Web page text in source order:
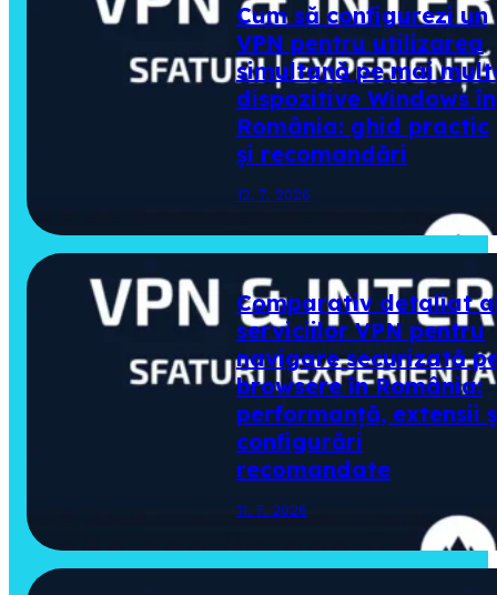
Cum să configurezi un
VPN pentru utilizarea
simultană pe mai
dispozitive Windows în
România: ghid practic
și recomandări
12. 7. 2026
Comparativ detaliat
serviciilor VPN pentru
navigare securizată
browsere în România:
performanță, extensii
configurări
recomandate
11. 7. 2026